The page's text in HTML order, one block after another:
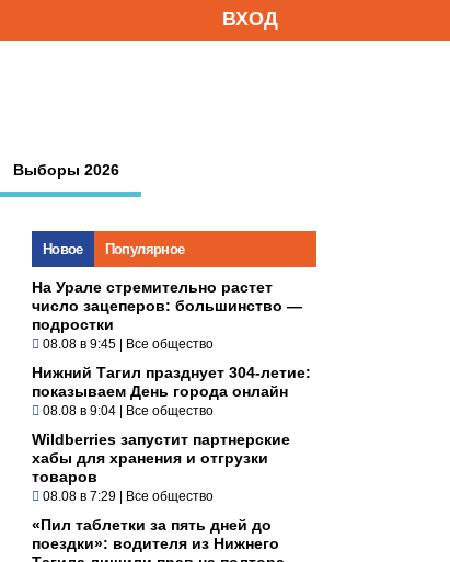
ВХОД
Выборы 2026
Новое Популярное
На Урале стремительно растет
число зацеперов: большинство —
подростки
08.08 в 9:45 | Все общество
Нижний Тагил празднует 304-летие:
показываем День города онлайн
08.08 в 9:04 | Все общество
Wildberries запустит партнерские
хабы для хранения и отгрузки
товаров
08.08 в 7:29 | Все общество
«Пил таблетки за пять дней до
поездки»: водителя из Нижнего